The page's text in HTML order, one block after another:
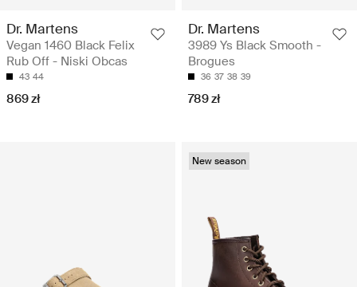
Dr. Martens
Vegan 1460 Black Felix
Rub Off - Niski Obcas
43 44
869 zł
Dr. Martens
3989 Ys Black Smooth -
Brogues
36 37 38 39
789 zł
New season